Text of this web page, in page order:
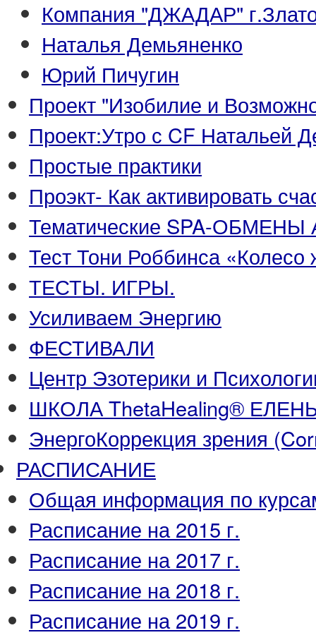
Компания "ДЖАДАР"
Наталья Демьяненко
Юрий Пичугин
Проект "Изобилие и
Проект:Утро с CF Натальей
Простые практики
Проэкт- Как активировать
Тематические SPA-ОБМЕНЫ
Тест Тони Роббинса «Колесо
ТЕСТЫ. ИГРЫ.
Усиливаем Энергию
ФЕСТИВАЛИ
Центр Эзотерики и
ШКОЛА ThetaHealing®
ЭнергоКоррекция зрения
РАСПИСАНИЕ
Общая информация по
Расписание на 2015 г.
Расписание на 2017 г.
Расписание на 2018 г.
Расписание на 2019 г.